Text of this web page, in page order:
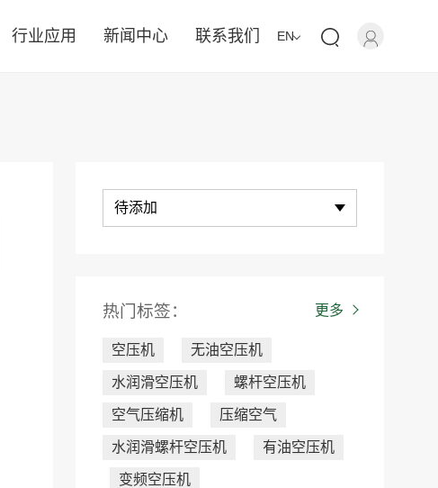
行业应用 新闻中心 联系我们 EN
待添加
热门标签： 更多
空压机 无油空压机
水润滑空压机 螺杆空压机
空气压缩机 压缩空气
水润滑螺杆空压机 有油空压机
变频空压机